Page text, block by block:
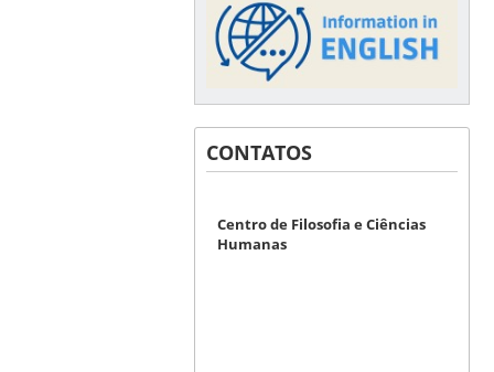
CONTATOS
Centro de Filosofia e Ciências
Humanas